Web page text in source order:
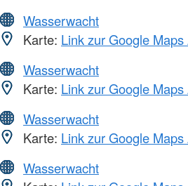
Wasserwacht
Karte: Link zur Google
Wasserwacht
Karte: Link zur Google
Wasserwacht
Karte: Link zur Google
Wasserwacht